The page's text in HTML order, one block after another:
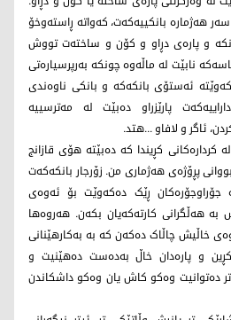
هەژمارە بانکییەکەت، کەواتە ڕاستەوخۆ
و پارەی دڕاو و کۆن و ساختەت تووش
نابێت لە ماڵەوە چونکە بەرپرسیارەتی
ئەستۆی بانکەکە و بانکی ناوەندی
پارێزراو دەبێت لە مەترسییە
ئاگر و لافاو ...هتد.
کردارەکانی کڕیندا کە دەبێتە هۆی قازانج
پڕۆژەی هەژماری من. زۆرجار بانکەکەت
جۆراوجۆرەکان ڕێک دەکەوێت بۆ ئەوەی
هەڵگرانی کارتەکەیان بکەن. هەروەها
خاڵیش چاڵاک دەکەن کە بە بەکارهێنانی
کڕین و پارەدان خاڵ بەدەست دەهێنیت و
دەتوانیت وەکو کاش یان وەکو داشکاندن